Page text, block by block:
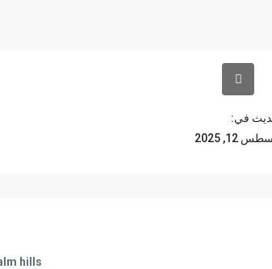
في:
12, 2025
hills